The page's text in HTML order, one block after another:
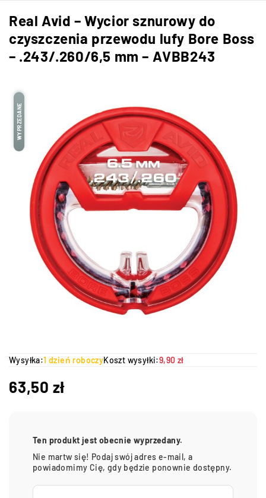
Real Avid – Wycior sznurowy do
czyszczenia przewodu lufy Bore Boss
– .243/.260/6,5 mm – AVBB243
WYPRZEDANE
Wysyłka:1 dzień roboczyKoszt wysyłki:9,90 zł
63,50 zł
Ten produkt jest obecnie wyprzedany.
Nie martw się! Podaj swój adres e-mail, a
powiadomimy Cię, gdy będzie ponownie dostępny.